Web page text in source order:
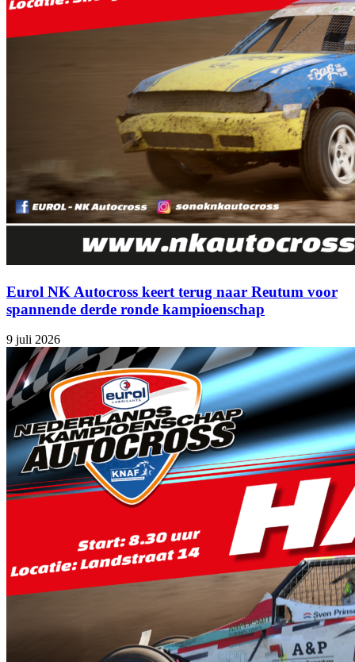
Eurol NK Autocross keert terug naar Reutum voor
spannende derde ronde kampioenschap
9 juli 2026